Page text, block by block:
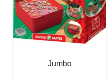
Jumbo